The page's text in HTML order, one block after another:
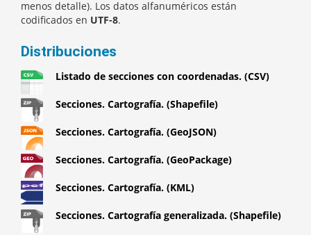
menos detalle). Los datos alfanuméricos están
codificados en UTF-8.
Distribuciones
Listado de secciones con coordenadas. (CSV)
Secciones. Cartografía. (Shapefile)
Secciones. Cartografía. (GeoJSON)
Secciones. Cartografía. (GeoPackage)
Secciones. Cartografía. (KML)
Secciones. Cartografía generalizada. (Shapefile)